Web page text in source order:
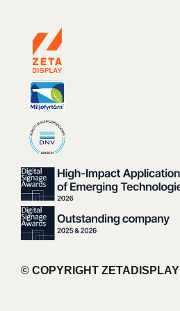
© COPYRIGHT ZETADISPLAY